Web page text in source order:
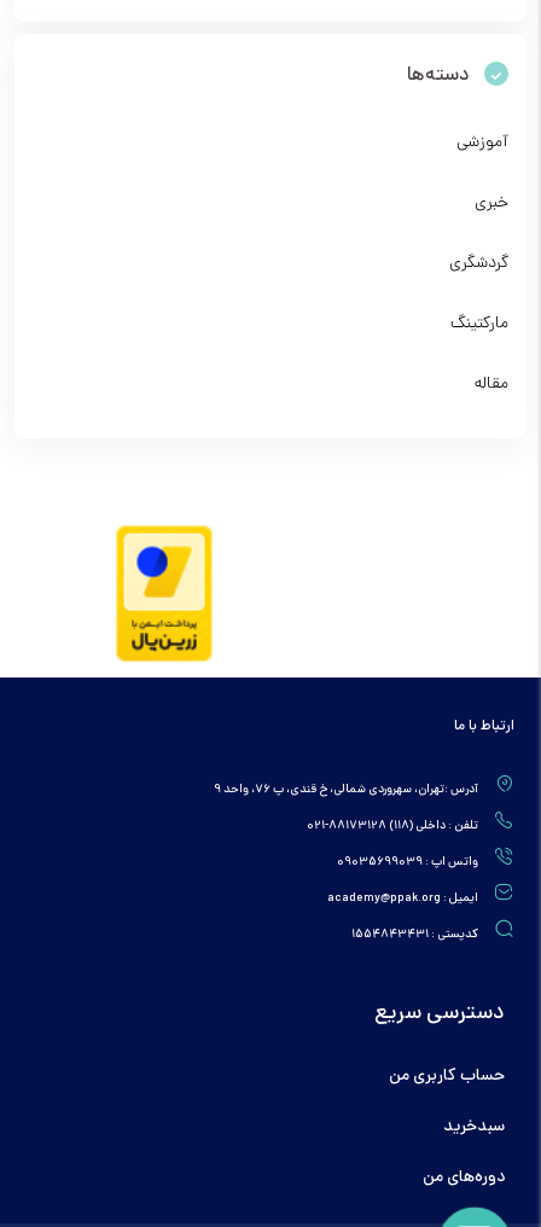
دسته‌ها
آموزشی
خبری
گردشگری
مارکتینگ
مقاله
ارتباط با ما
آدرس :تهران، سهروردی شمالی، خ قندی، پ 76، واحد 9
تلفن : داخلی (118) 88173128-021
واتس اپ : 09035699039
ایمیل : academy@ppak.org
کدپستی : 1554843431
دسترسی سریع
حساب کاربری من
سبدخرید
دوره‌های من